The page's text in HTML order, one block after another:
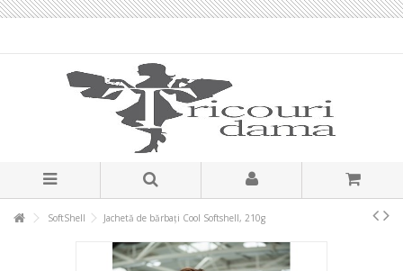
SoftShell Jachetă de bărbaţi Cool Softshell, 210g